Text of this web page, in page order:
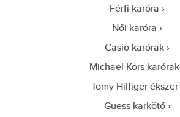
Férfi karóra
Női karóra
Casio karórak
Michael Kors karórak
Tomy Hilfiger ékszer
Guess karkötő